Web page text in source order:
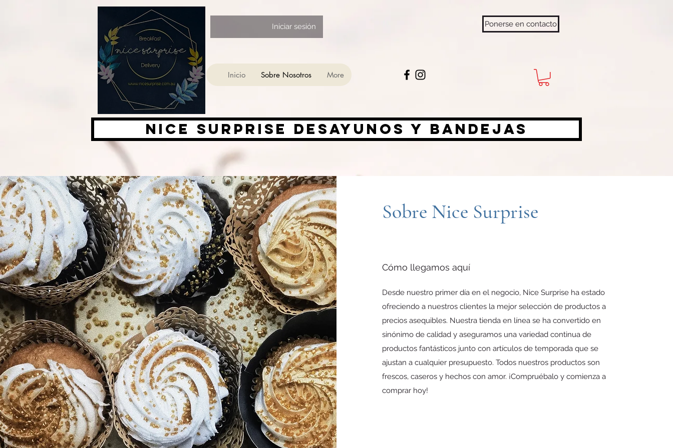
Iniciar sesión
Inicio Sobre Nosotros More
Ponerse en contacto
Nice surprise desayunos y bandejas
Sobre Nice Surprise
Cómo llegamos aquí
Desde nuestro primer día en el negocio, Nice Surprise ha estado
ofreciendo a nuestros clientes la mejor selección de productos a
precios asequibles. Nuestra tienda en línea se ha convertido en
sinónimo de calidad y aseguramos una variedad continua de
productos fantásticos junto con artículos de temporada que se
ajustan a cualquier presupuesto. Todos nuestros productos son
frescos, caseros y hechos con amor. ¡Compruébalo y comienza a
comprar hoy!